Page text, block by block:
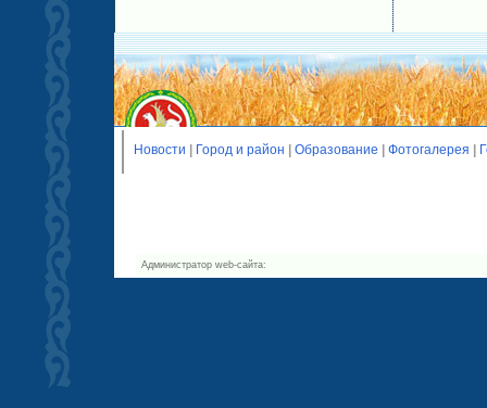
Новости Город и район Образование Фотогалерея
Администратор web-сайта: